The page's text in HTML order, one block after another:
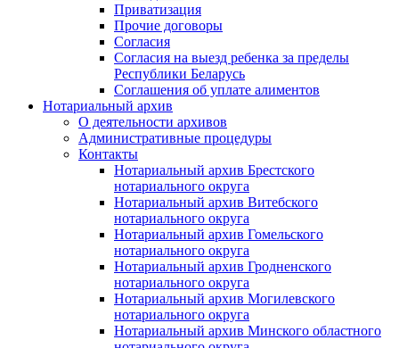
Приватизация
Прочие договоры
Согласия
Согласия на выезд ребенка за пределы
Республики Беларусь
Соглашения об уплате алиментов
Нотариальный архив
О деятельности архивов
Административные процедуры
Контакты
Нотариальный архив Брестского
нотариального округа
Нотариальный архив Витебского
нотариального округа
Нотариальный архив Гомельского
нотариального округа
Нотариальный архив Гродненского
нотариального округа
Нотариальный архив Могилевского
нотариального округа
Нотариальный архив Минского областного